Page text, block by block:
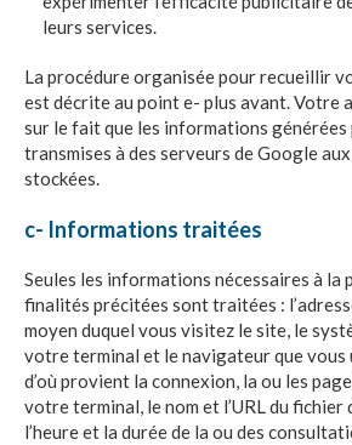
leurs services.
La procédure organisée pour recueillir
est décrite au point e- plus avant. Votre
sur le fait que les informations générées
transmises à des serveurs de Google
stockées.
c- Informations traitées
Seules les informations nécessaires à la
finalités précitées sont traitées :
moyen duquel vous visitez le site, le
votre terminal et le navigateur que vous
d’où provient la connexion, la ou les
votre terminal, le nom et l’URL du fichier
l’heure et la durée de la ou des